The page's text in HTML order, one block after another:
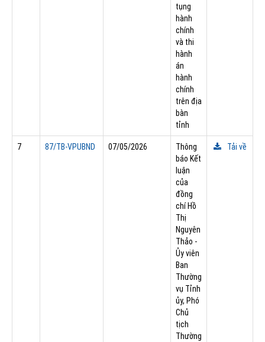
tụng
hành
chính
và thi
hành
án
hành
chính
trên địa
bàn
tỉnh
7 87/TB-VPUBND 07/05/2026
Thông
báo Kết
luận
của
đồng
chí Hồ
Thị
Nguyên
Thảo -
Ủy viên
Ban
Thường
vụ Tỉnh
ủy, Phó
Chủ
tịch
Thường
Tải về